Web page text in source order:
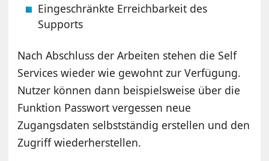
Eingeschränkte Erreichbarkeit des
Supports
Nach Abschluss der Arbeiten stehen die Self
Services wieder wie gewohnt zur Verfügung.
Nutzer können dann beispielsweise über die
Funktion Passwort vergessen neue
Zugangsdaten selbstständig erstellen und den
Zugriff wiederherstellen.